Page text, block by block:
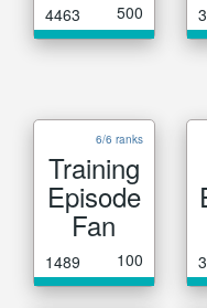
4463 500
6/6 ranks
Training
Episode
Fan
1489 100